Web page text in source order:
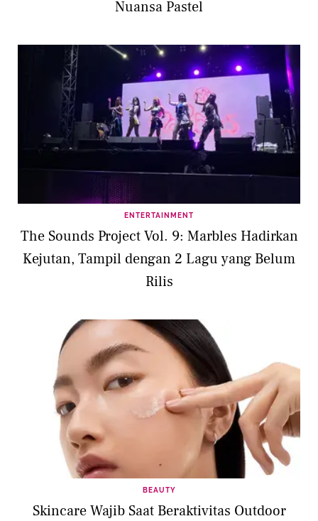
Nuansa Pastel
ENTERTAINMENT
The Sounds Project Vol. 9: Marbles Hadirkan
Kejutan, Tampil dengan 2 Lagu yang Belum
Rilis
BEAUTY
Skincare Wajib Saat Beraktivitas Outdoor